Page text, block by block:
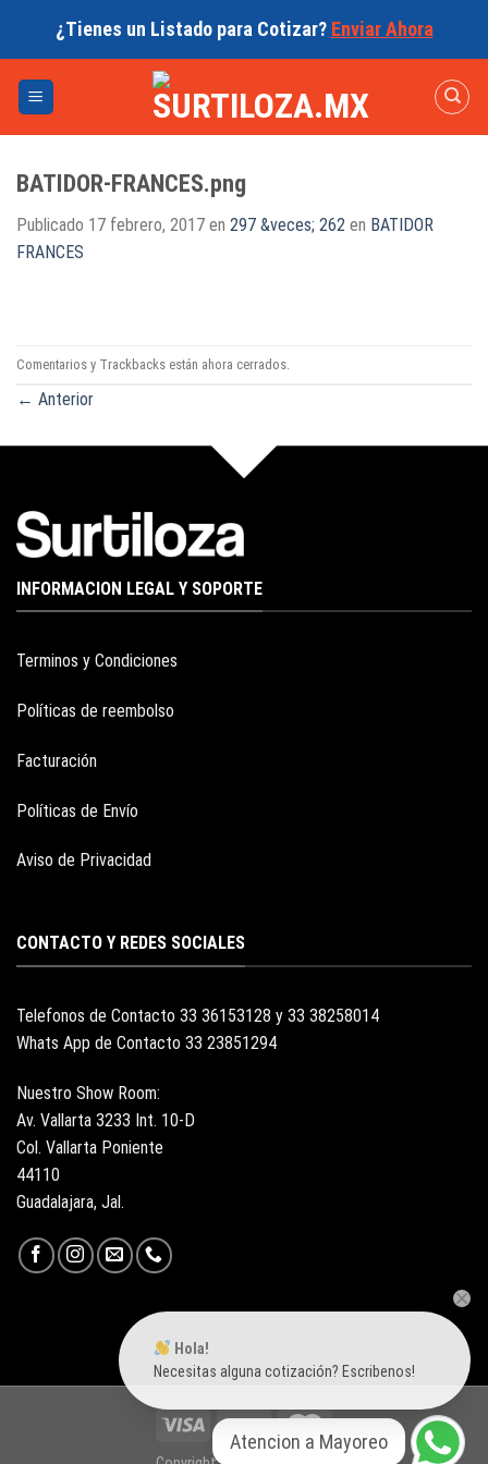
¿Tienes un Listado para Cotizar? Enviar Ahora
BATIDOR-FRANCES.png
Publicado 17 febrero, 2017 en 297 &veces; 262 en BATIDOR
FRANCES
Comentarios y Trackbacks están ahora cerrados.
← Anterior
INFORMACION LEGAL Y SOPORTE
Terminos y Condiciones
Políticas de reembolso
Facturación
Políticas de Envío
Aviso de Privacidad
CONTACTO Y REDES SOCIALES
Telefonos de Contacto 33 36153128 y 33 38258014
Whats App de Contacto 33 23851294
Nuestro Show Room:
Av. Vallarta 3233 Int. 10-D
Col. Vallarta Poniente
44110
Guadalajara, Jal.
Hola!
Necesitas alguna cotización? Escribenos!
Atencion a Mayoreo